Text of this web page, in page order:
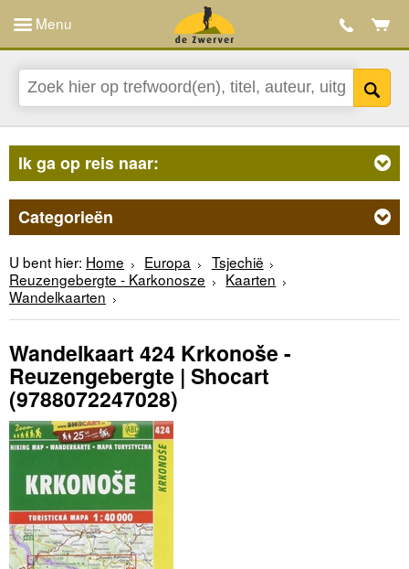
Menu
Ik ga op reis naar:
Categorieën
U bent hier: Home Europa
Tsjechië
Reuzengebergte - Karkonosze
Kaarten
Wandelkaarten
Wandelkaart 424 Krkonoše -
Reuzengebergte | Shocart
(9788072247028)